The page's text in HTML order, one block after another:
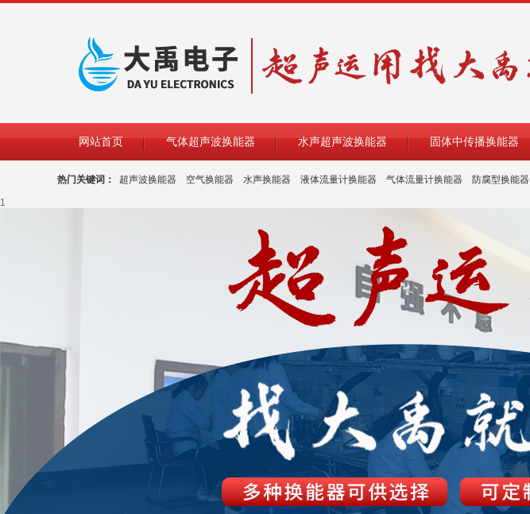
网站首页 气体超声波换能器 水声超声波换能器 固体中传播换能器
热门关键词： 超声波换能器 空气换能器 水声换能器 液体流量计换能器 气体流量计换能器 防腐型换能器
1